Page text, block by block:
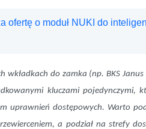
ofertę o moduł NUKI do
wkładkach do zamka (np. BKS Janus
kluczami pojedynczymi,
uprawnień dostępowych. Warto
a podział na strefy